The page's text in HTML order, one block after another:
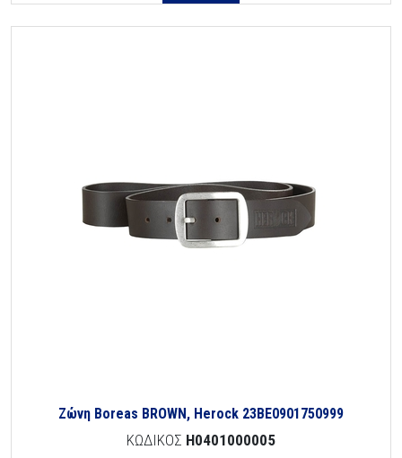
Zώνη Boreas BROWN, Herock 23BE0901750999
ΚΩΔΙΚΟΣ H0401000005